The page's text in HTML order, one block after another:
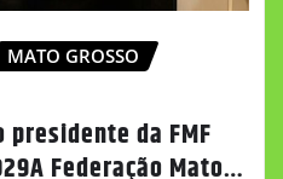
MATO GROSSO
da FMF
Federação Mato…